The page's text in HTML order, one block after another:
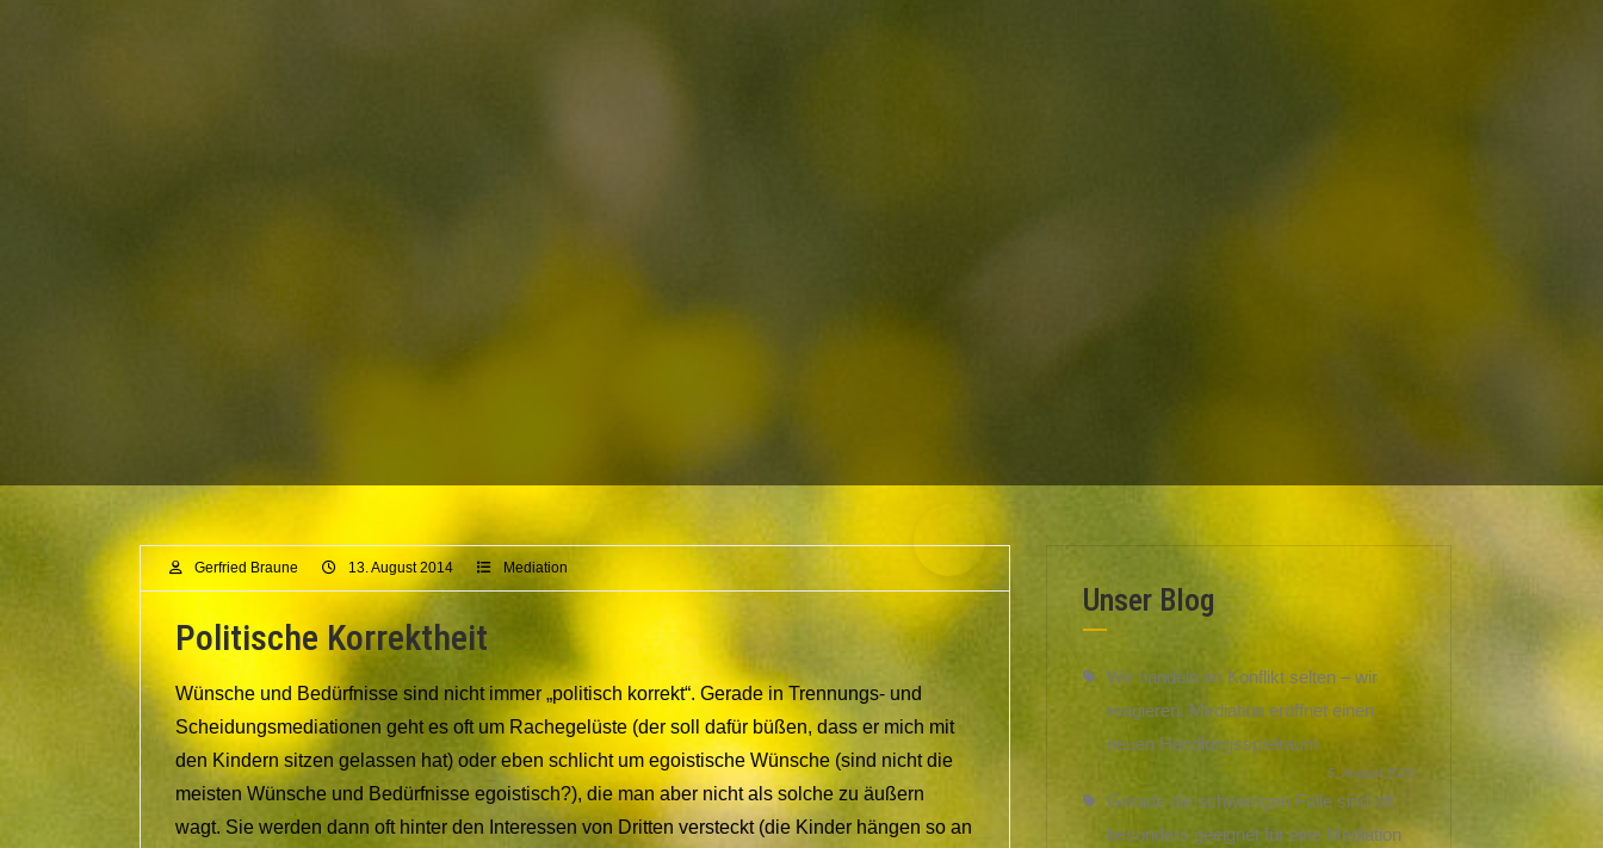
Gerfried Braune 13. August 2014 Mediation
Politische Korrektheit
Wünsche und Bedürfnisse sind nicht immer „politisch korrekt“. Gerade in Trennungs- und
Scheidungsmediationen geht es oft um Rachegelüste (der soll dafür büßen, dass er mich mit
den Kindern sitzen gelassen hat) oder eben schlicht um egoistische Wünsche (sind nicht die
meisten Wünsche und Bedürfnisse egoistisch?), die man aber nicht als solche zu äußern
wagt. Sie werden dann oft hinter den Interessen von Dritten versteckt (die Kinder hängen so an
Unser Blog
Wir handeln im Konflikt selten – wir
reagieren. Mediation eröffnet einen
neuen Handlungsspielraum
5. August 2026
Gerade die schwierigen Fälle sind oft
besonders geeignet für eine Mediation